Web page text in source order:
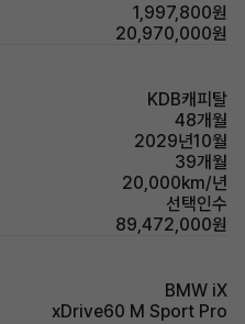
1,997,800원
20,970,000원
KDB캐피탈
48개월
2029년10월
39개월
20,000km/년
선택인수
89,472,000원
BMW iX
xDrive60 M Sport Pro